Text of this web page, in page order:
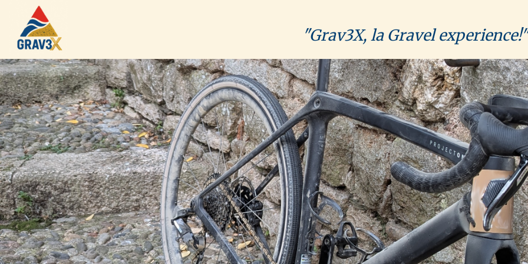
"Grav3X, la Gravel experience!"